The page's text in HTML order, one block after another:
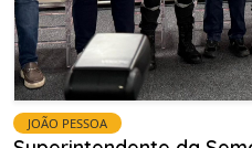
JOÃO PESSOA